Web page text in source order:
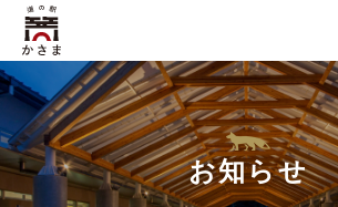
お知らせ